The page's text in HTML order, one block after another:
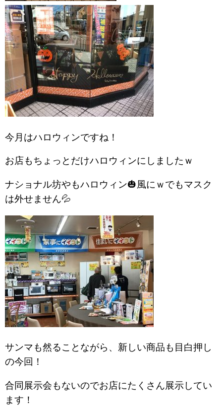
今月はハロウィンですね！
お店もちょっとだけハロウィンにしましたｗ
ナショナル坊やもハロウィン🎃風にｗでもマスク
は外せません💦
サンマも然ることながら、新しい商品も目白押し
の今回！
合同展示会もないのでお店にたくさん展示してい
ます！